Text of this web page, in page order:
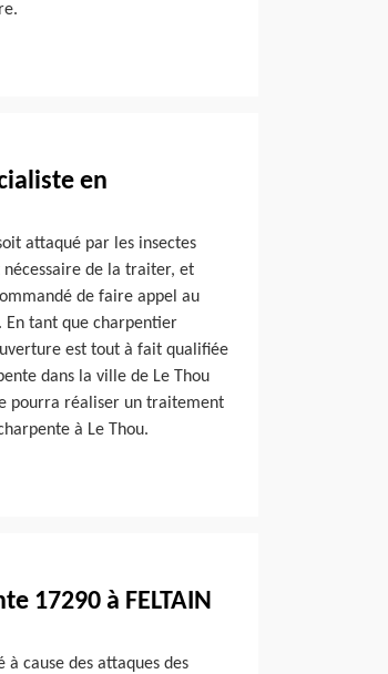
en
attaqué par les insectes
nécessaire de la traiter, et
de faire appel au
En tant que charpentier
est tout à fait qualifiée
dans la ville de Le Thou
pourra réaliser un traitement
à Le Thou.
17290 à FELTAIN
cause des attaques des